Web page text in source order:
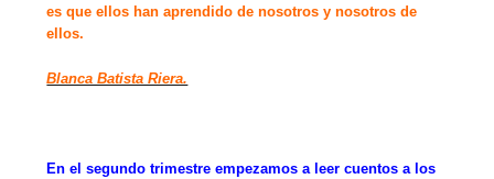
es que ellos han aprendido de nosotros y nosotros de
ellos.
Blanca Batista Riera.
En el segundo trimestre empezamos a leer cuentos a los